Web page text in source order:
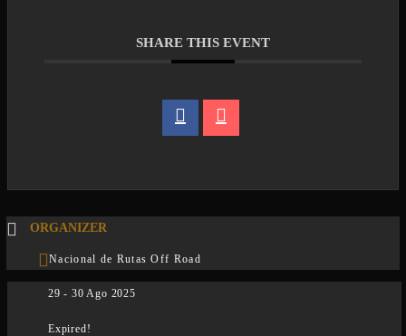
SHARE THIS EVENT
ORGANIZER
Nacional de Rutas Off Road
29 - 30 Ago 2025
Expired!